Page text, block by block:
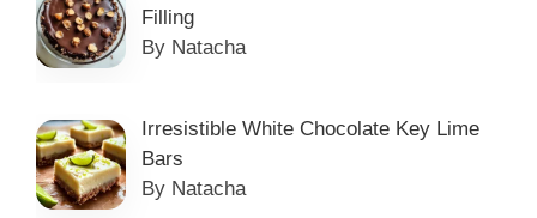
Filling
By Natacha
Irresistible White Chocolate Key Lime
Bars
By Natacha